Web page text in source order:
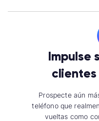
Impulse
Prospecte aún
teléfono que
vueltas como